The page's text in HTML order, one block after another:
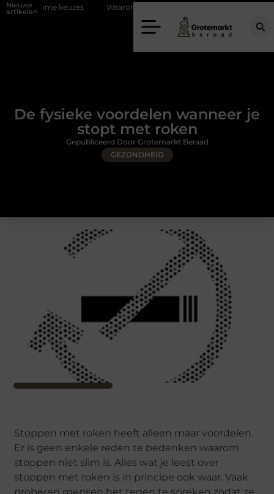
Nieuwe
artikelen Waarom kiezen voor een rijschool in Utrecht?
De fysieke voordelen wanneer je
stopt met roken
GEZONDHEID
Gepubliceerd Door Grotemarkt Beraad
Stoppen met roken heeft alleen maar voordelen.
Er is geen enkele reden te bedenken waarom
stoppen niet slim is. Alles wat je leest over
stoppen met roken is in principe ook waar. Vaak